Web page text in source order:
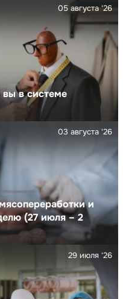
в системе
05 августа '26
и
(27 июля – 2
03 августа '26
29 июля '26